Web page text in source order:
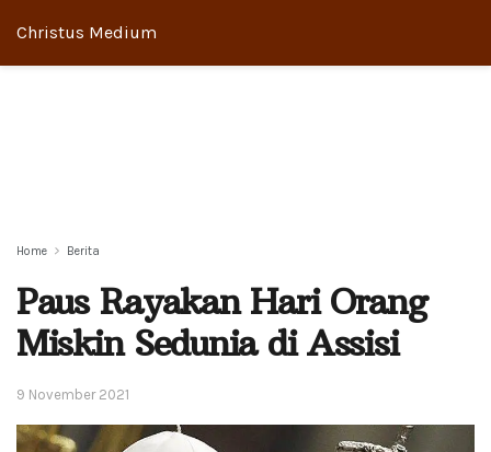
Christus Medium
Home Berita
Paus Rayakan Hari Orang
Miskin Sedunia di Assisi
9 November 2021